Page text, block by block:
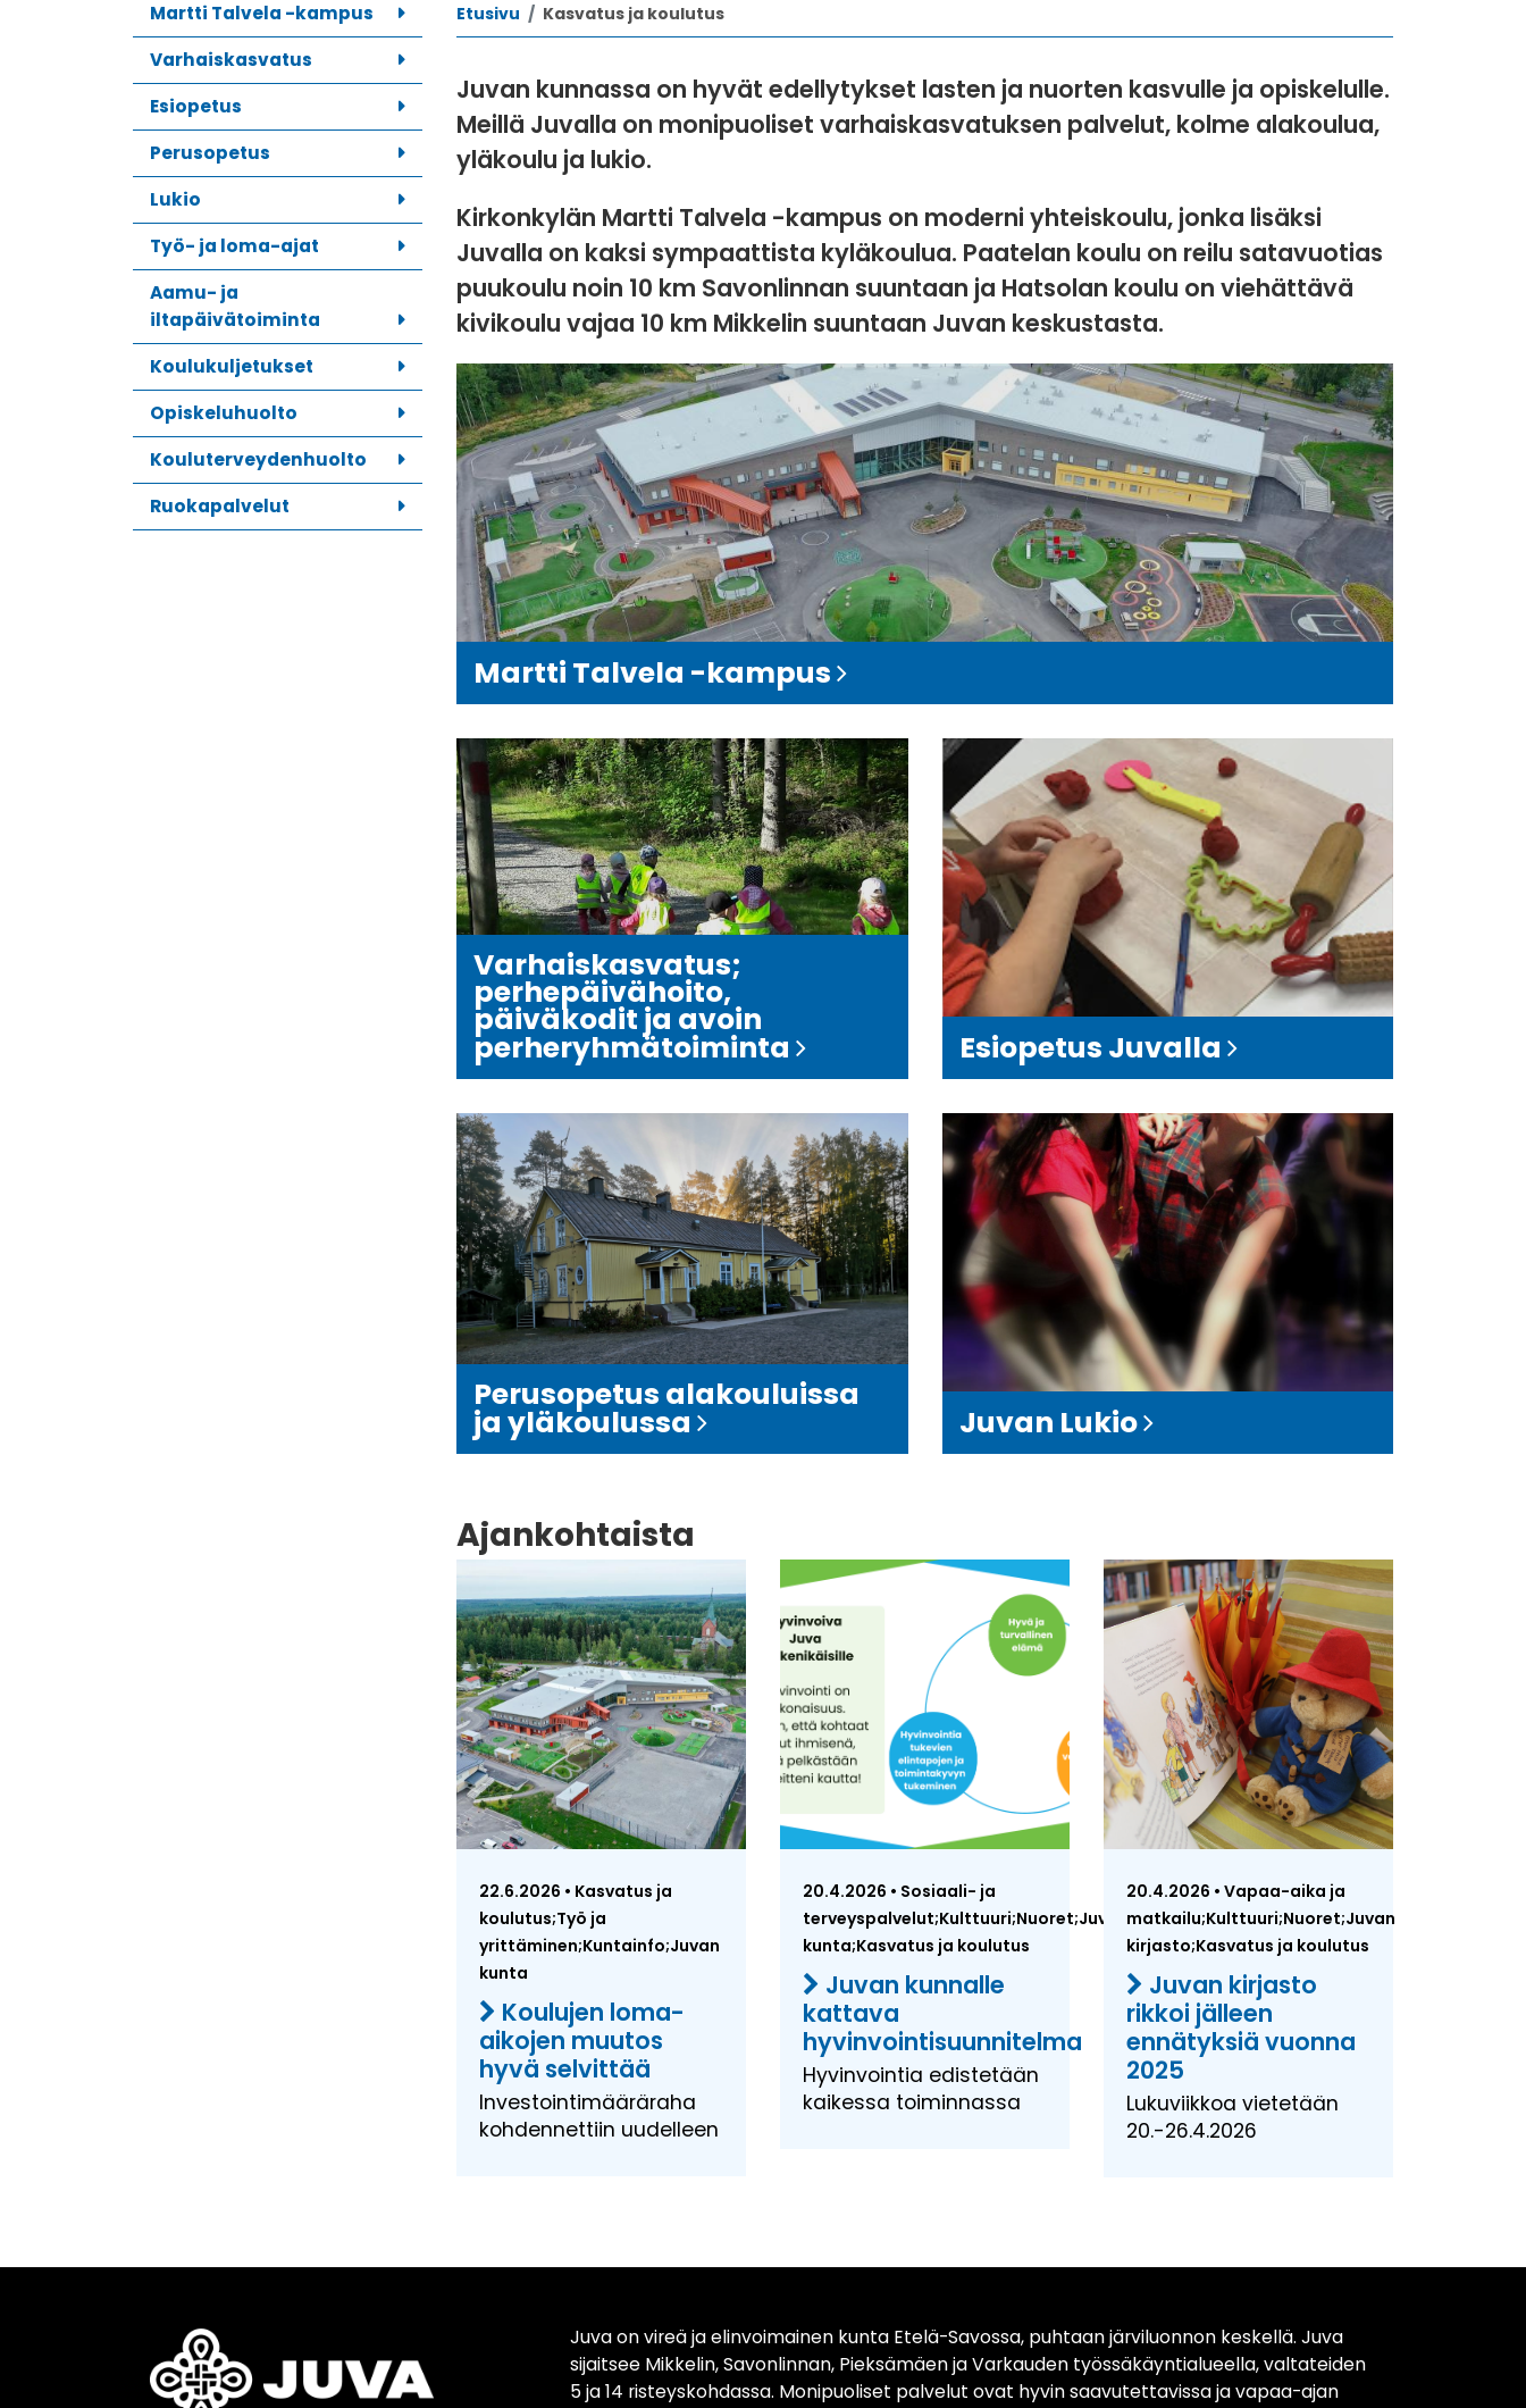
Martti Talvela -kampus
Varhaiskasvatus
Esiopetus
Perusopetus
Lukio
Työ- ja loma-ajat
Aamu- ja
iltapäivätoiminta
Koulukuljetukset
Opiskeluhuolto
Kouluterveydenhuolto
Ruokapalvelut
Etusivu Kasvatus ja koulutus
Juvan kunnassa on hyvät edellytykset lasten ja nuorten kasvulle ja opiskelulle.
Meillä Juvalla on monipuoliset varhaiskasvatuksen palvelut, kolme alakoulua,
yläkoulu ja lukio.
Kirkonkylän Martti Talvela -kampus on moderni yhteiskoulu, jonka lisäksi
Juvalla on kaksi sympaattista kyläkoulua. Paatelan koulu on reilu satavuotias
puukoulu noin 10 km Savonlinnan suuntaan ja Hatsolan koulu on viehättävä
kivikoulu vajaa 10 km Mikkelin suuntaan Juvan keskustasta.
Martti Talvela -kampus
Varhaiskasvatus;
perhepäivähoito,
päiväkodit ja avoin
perheryhmätoiminta Esiopetus Juvalla
Perusopetus alakouluissa
ja yläkoulussa Juvan Lukio
Ajankohtaista
22.6.2026 • Kasvatus ja
koulutus;Työ ja
yrittäminen;Kuntainfo;Juvan
kunta
Koulujen loma-
aikojen muutos
hyvä selvittää
Investointimääräraha
kohdennettiin uudelleen
20.4.2026 • Sosiaali- ja
terveyspalvelut;Kulttuuri;Nuoret;Juvan
kunta;Kasvatus ja koulutus
Juvan kunnalle
kattava
hyvinvointisuunnitelma
Hyvinvointia edistetään
kaikessa toiminnassa
20.4.2026 • Vapaa-aika ja
matkailu;Kulttuuri;Nuoret;Juvan
kirjasto;Kasvatus ja koulutus
Juvan kirjasto
rikkoi jälleen
ennätyksiä vuonna
2025
Lukuviikkoa vietetään
20.-26.4.2026
Juva on vireä ja elinvoimainen kunta Etelä-Savossa, puhtaan järviluonnon keskellä. Juva
sijaitsee Mikkelin, Savonlinnan, Pieksämäen ja Varkauden työssäkäyntialueella, valtateiden
5 ja 14 risteyskohdassa. Monipuoliset palvelut ovat hyvin saavutettavissa ja vapaa-ajan